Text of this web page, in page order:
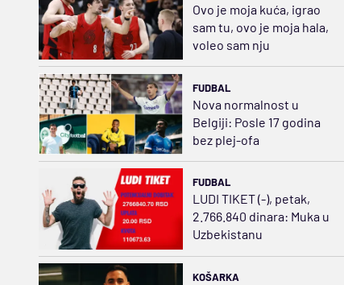
Ovo je moja kuća, igrao
sam tu, ovo je moja hala,
voleo sam nju
FUDBAL
Nova normalnost u
Belgiji: Posle 17 godina
bez plej-ofa
FUDBAL
LUDI TIKET (-), petak,
2.766.840 dinara: Muka u
Uzbekistanu
KOŠARKA